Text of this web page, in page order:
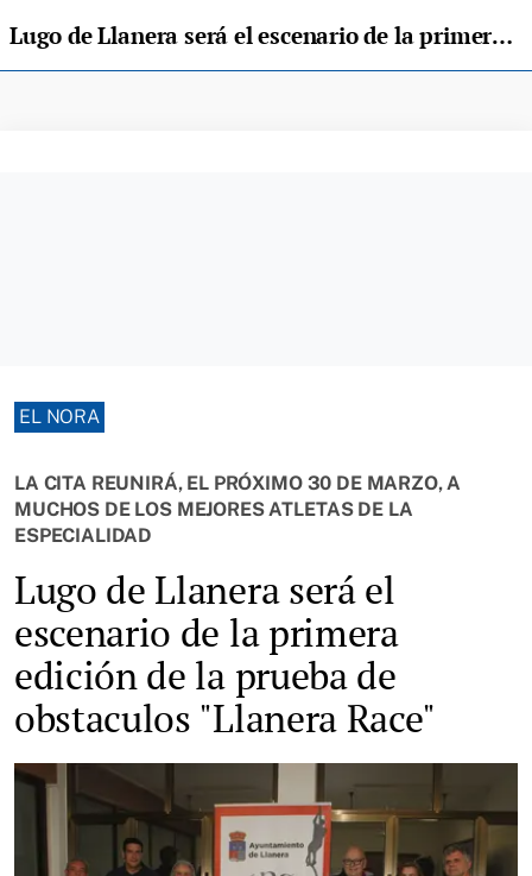
Lugo de Llanera será el escenario de la primera edición de la prueba de obstaculos "Llanera Race"
EL NORA
LA CITA REUNIRÁ, EL PRÓXIMO 30 DE MARZO, A
MUCHOS DE LOS MEJORES ATLETAS DE LA
ESPECIALIDAD
Lugo de Llanera será el
escenario de la primera
edición de la prueba de
obstaculos "Llanera Race"